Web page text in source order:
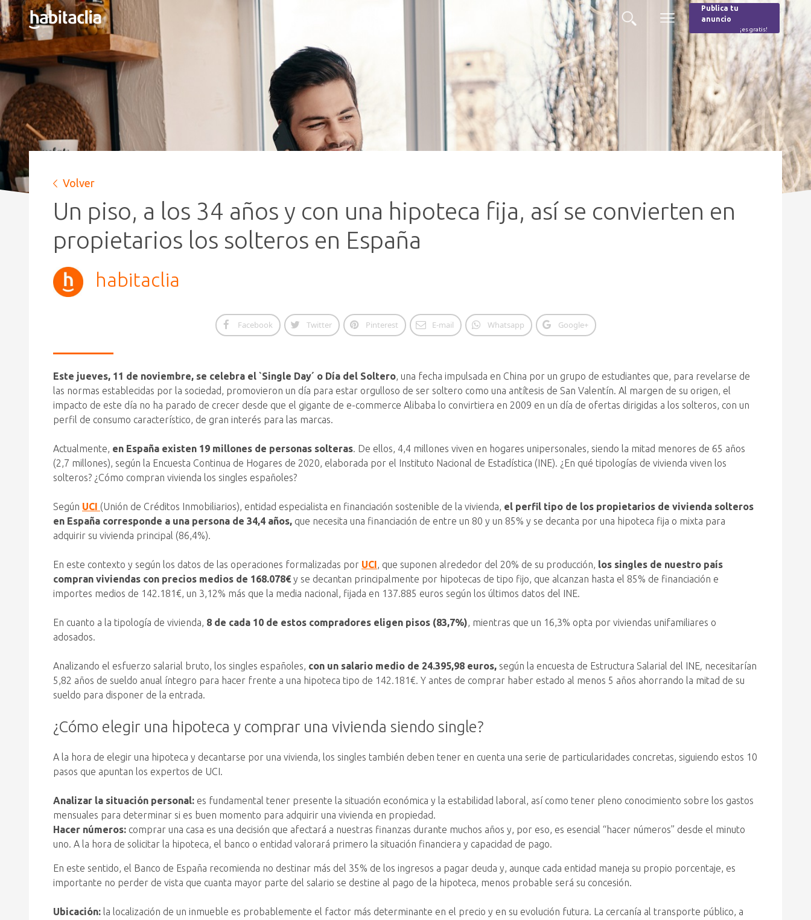
Buscar
Menú
Burger
Publica tu
anuncio
¡es gratis!
Volver
Un piso, a los 34 años y con una hipoteca fija, así se convierten en
propietarios los solteros en España
habitaclia
Facebook Twitter Pinterest E-mail Whatsapp Google+
Este jueves, 11 de noviembre, se celebra el `Single Day´ o Día del Soltero, una fecha impulsada en China por un grupo de estudiantes que, para revelarse de
las normas establecidas por la sociedad, promovieron un día para estar orgulloso de ser soltero como una antítesis de San Valentín. Al margen de su origen, el
impacto de este día no ha parado de crecer desde que el gigante de e-commerce Alibaba lo convirtiera en 2009 en un día de ofertas dirigidas a los solteros, con un
perfil de consumo característico, de gran interés para las marcas.
Actualmente, en España existen 19 millones de personas solteras. De ellos, 4,4 millones viven en hogares unipersonales, siendo la mitad menores de 65 años
(2,7 millones), según la Encuesta Continua de Hogares de 2020, elaborada por el Instituto Nacional de Estadística (INE). ¿En qué tipologías de vivienda viven los
solteros? ¿Cómo compran vivienda los singles españoles?
Según UCI (Unión de Créditos Inmobiliarios), entidad especialista en financiación sostenible de la vivienda, el perfil tipo de los propietarios de vivienda solteros
en España corresponde a una persona de 34,4 años, que necesita una financiación de entre un 80 y un 85% y se decanta por una hipoteca fija o mixta para
adquirir su vivienda principal (86,4%).
En este contexto y según los datos de las operaciones formalizadas por UCI, que suponen alrededor del 20% de su producción, los singles de nuestro país
compran viviendas con precios medios de 168.078€ y se decantan principalmente por hipotecas de tipo fijo, que alcanzan hasta el 85% de financiación e
importes medios de 142.181€, un 3,12% más que la media nacional, fijada en 137.885 euros según los últimos datos del INE.
En cuanto a la tipología de vivienda, 8 de cada 10 de estos compradores eligen pisos (83,7%), mientras que un 16,3% opta por viviendas unifamiliares o
adosados.
Analizando el esfuerzo salarial bruto, los singles españoles, con un salario medio de 24.395,98 euros, según la encuesta de Estructura Salarial del INE, necesitarían
5,82 años de sueldo anual íntegro para hacer frente a una hipoteca tipo de 142.181€. Y antes de comprar haber estado al menos 5 años ahorrando la mitad de su
sueldo para disponer de la entrada.
¿Cómo elegir una hipoteca y comprar una vivienda siendo single?
A la hora de elegir una hipoteca y decantarse por una vivienda, los singles también deben tener en cuenta una serie de particularidades concretas, siguiendo estos 10
pasos que apuntan los expertos de UCI.
Analizar la situación personal: es fundamental tener presente la situación económica y la estabilidad laboral, así como tener pleno conocimiento sobre los gastos
mensuales para determinar si es buen momento para adquirir una vivienda en propiedad.
Hacer números: comprar una casa es una decisión que afectará a nuestras finanzas durante muchos años y, por eso, es esencial “hacer números” desde el minuto
uno. A la hora de solicitar la hipoteca, el banco o entidad valorará primero la situación financiera y capacidad de pago.
En este sentido, el Banco de España recomienda no destinar más del 35% de los ingresos a pagar deuda y, aunque cada entidad maneja su propio porcentaje, es
importante no perder de vista que cuanta mayor parte del salario se destine al pago de la hipoteca, menos probable será su concesión.
Ubicación: la localización de un inmueble es probablemente el factor más determinante en el precio y en su evolución futura. La cercanía al transporte público, a